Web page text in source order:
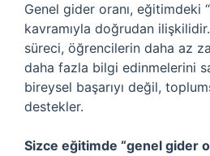
Genel gider oranı, eğitimdeki
kavramıyla doğrudan
süreci, öğrencilerin daha az
daha fazla bilgi edinmelerini
bireysel başarıyı değil,
destekler.
Sizce eğitimde “genel gider